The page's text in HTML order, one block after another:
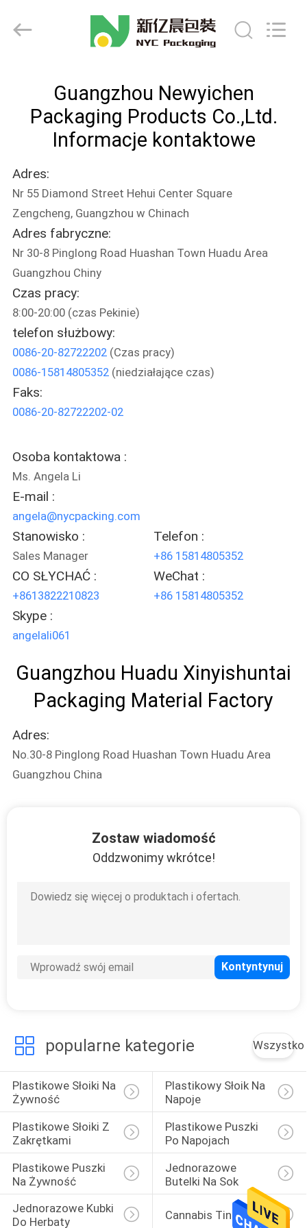
PRODUKTY
NAS
WYCIECZKA
PO
FABRYCE
KONTROLA
JAKOŚCI
SKONTAKTUJ
SIĘ
NAMI
AKTUALNOŚCI
PRZYPADKI
SITEMAP
PRIVACY
Co.,Ltd..
Guangzhou Newyichen
Packaging Products Co.,Ltd.
Informacje kontaktowe
Adres:
Nr 55 Diamond Street Hehui Center Square
Zengcheng, Guangzhou w Chinach
Adres fabryczne:
Nr 30-8 Pinglong Road Huashan Town Huadu Area
Guangzhou Chiny
Czas pracy:
8:00-20:00 (czas Pekinie)
telefon służbowy:
0086-20-82722202(Czas pracy)
0086-15814805352(niedziałające czas)
Faks:
0086-20-82722202-02
Osoba kontaktowa :
Ms. Angela Li
E-mail :
angela@nycpacking.com
Stanowisko :
Sales Manager
Telefon :
+86 15814805352
CO SŁYCHAĆ :
+8613822210823
WeChat :
+86 15814805352
Skype :
angelali061
Guangzhou Huadu Xinyishuntai
Packaging Material Factory
Adres:
No.30-8 Pinglong Road Huashan Town Huadu Area
Guangzhou China
Zostaw wiadomość
Oddzwonimy wkrótce!
popularne kategorie Wszystko
Plastikowe Słoiki Na
Żywność
Plastikowy Słoik Na
Napoje
Plastikowe Słoiki Z
Zakrętkami
Plastikowe Puszki
Po Napojach
Plastikowe Puszki
Na Żywność
Jednorazowe
Butelki Na Sok
Jednorazowe Kubki
Do Herbaty
Cannabis Tin